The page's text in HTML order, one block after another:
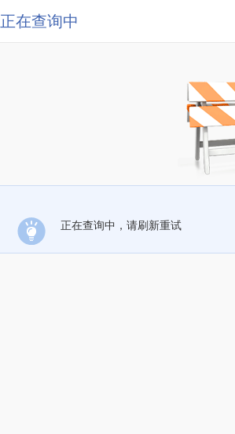
正在查询中
正在查询中，请刷新重试